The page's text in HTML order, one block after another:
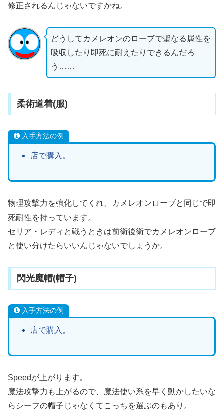
修正されるんじゃないですかね。
どうしてカメレオンのローブで聖なる属性を
吸収したり即死に耐えたりできるんだろ
う……
柔術道着(服)
入手方法の例
店で購入。
物理攻撃力を強化してくれ、カメレオンローブと同じで即
死耐性を持っています。
セリア・レディと戦うときは前衛後衛でカメレオンローブ
と使い分けたらいいんじゃないでしょうか。
閃光魔帽(帽子)
入手方法の例
店で購入。
Speedが上がります。
魔法攻撃力も上がるので、魔法使い系を早く動かしたいな
らシーフの帽子じゃなくてこっちを選ぶのもあり。